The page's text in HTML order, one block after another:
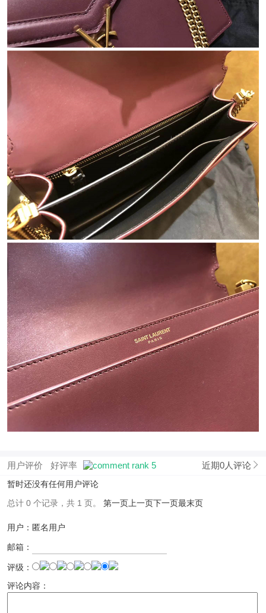
用户评价 好评率 近期0人评论
暂时还没有任何用户评论
总计 0 个记录，共 1 页。 第一页 上一页下一页最末页
用户：匿名用户
邮箱：
评级：
评论内容：